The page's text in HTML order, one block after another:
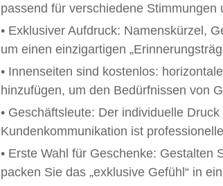
passend für verschiedene Stimmungen
• Exklusiver Aufdruck: Namenskürzel,
um einen einzigartigen
• Innenseiten sind kostenlos:
hinzufügen, um den Bedürfnissen von
• Geschäftsleute: Der individuelle
Kundenkommunikation ist
• Erste Wahl für Geschenke: Gestalten
packen Sie das „exklusive Gefühl“ in